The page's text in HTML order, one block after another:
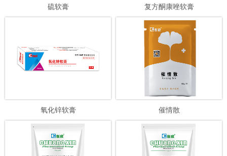
硫软膏 复方酮康唑软膏
氧化锌软膏 催情散